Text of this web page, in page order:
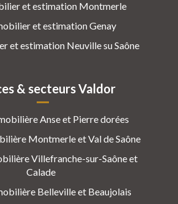
et estimation Montmerle
et estimation Genay
et estimation Neuville su Saône
& secteurs Valdor
Anse et Pierre dorées
Montmerle et Val de Saône
Villefranche-sur-Saône et
Calade
Belleville et Beaujolais